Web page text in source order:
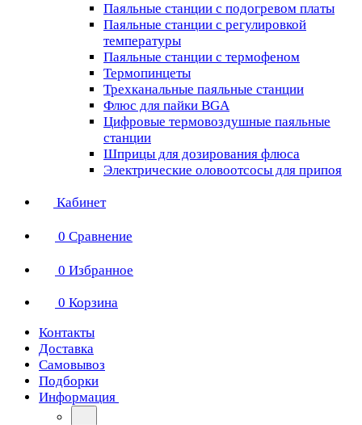
Паяльные станции с подогревом платы
Паяльные станции с регулировкой
температуры
Паяльные станции с термофеном
Термопинцеты
Трехканальные паяльные станции
Флюс для пайки BGA
Цифровые термовоздушные паяльные
станции
Шприцы для дозирования флюса
Электрические оловоотсосы для припоя
Кабинет
0 Сравнение
0 Избранное
0 Корзина
Контакты
Доставка
Самовывоз
Подборки
Информация